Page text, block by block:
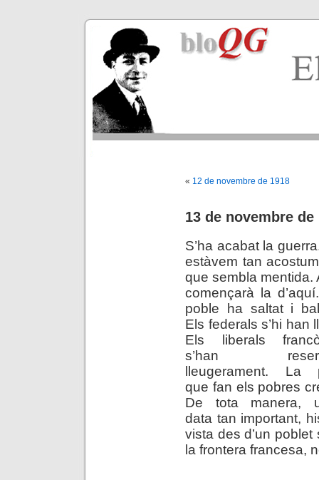
« 12 de novembre de 1918
13 de novembre de
S’ha acabat la
estàvem tan
que sembla mentida.
començarà la
poble ha saltat i
Els federals s’hi han
Els liberals
s’han
lleugerament. La
que fan els pobres
De tota manera,
data tan important,
vista des d’un
la frontera francesa,